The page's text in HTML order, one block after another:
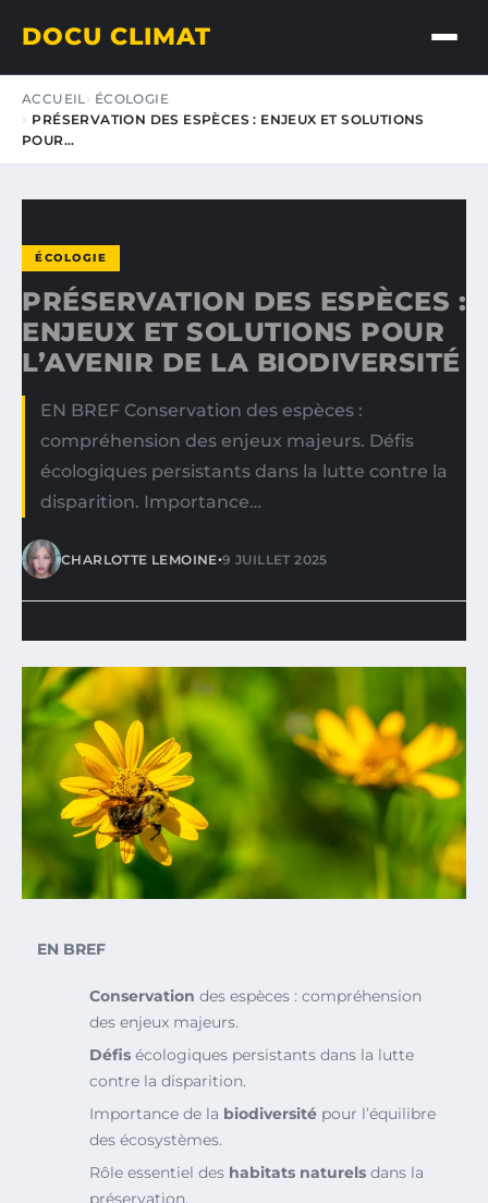
DOCU CLIMAT
ACCUEIL
ÉCOLOGIE
PRÉSERVATION DES ESPÈCES : ENJEUX ET SOLUTIONS
POUR…
ÉCOLOGIE
PRÉSERVATION DES ESPÈCES :
ENJEUX ET SOLUTIONS POUR
L’AVENIR DE LA BIODIVERSITÉ
EN BREF Conservation des espèces :
compréhension des enjeux majeurs. Défis
écologiques persistants dans la lutte contre la
disparition. Importance…
CHARLOTTE LEMOINE•9 JUILLET 2025
EN BREF
Conservation des espèces : compréhension
des enjeux majeurs.
Défis écologiques persistants dans la lutte
contre la disparition.
Importance de la biodiversité pour l’équilibre
des écosystèmes.
Rôle essentiel des habitats naturels dans la
préservation.